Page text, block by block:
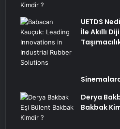
UETDS
İle Akıllı
Derya
Bakbak